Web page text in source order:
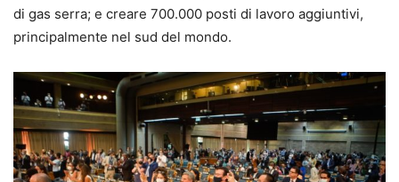
di gas serra; e creare 700.000 posti di lavoro aggiuntivi,
principalmente nel sud del mondo.